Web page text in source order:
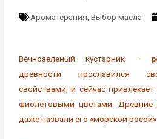
Ароматерапия ,Выбор масла
Вечнозеленый кустарник –
древности прославился
свойствами, и сейчас
фиолетовыми цветами.
даже назвали его «морской росой».